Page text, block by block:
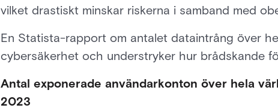
vilket drastiskt minskar riskerna i samband med
En Statista-rapport om antalet dataintrång över
cybersäkerhet och understryker hur brådskande
Antal exponerade användarkonton över hela
2023